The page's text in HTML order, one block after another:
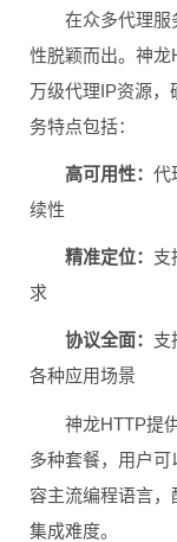
在众多代理服
性脱颖而出。神
万级代理IP资源，
务特点包括：
高可用性： 代
续性
精准定位： 支
求
协议全面： 支
各种应用场景
神龙HTTP提
多种套餐，用户
容主流编程语言
集成难度。